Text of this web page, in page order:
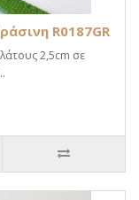
R0187GR
2,5cm σε